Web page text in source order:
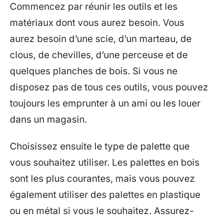
Commencez par réunir les outils et les
matériaux dont vous aurez besoin. Vous
aurez besoin d’une scie, d’un marteau, de
clous, de chevilles, d’une perceuse et de
quelques planches de bois. Si vous ne
disposez pas de tous ces outils, vous pouvez
toujours les emprunter à un ami ou les louer
dans un magasin.
Choisissez ensuite le type de palette que
vous souhaitez utiliser. Les palettes en bois
sont les plus courantes, mais vous pouvez
également utiliser des palettes en plastique
ou en métal si vous le souhaitez. Assurez-